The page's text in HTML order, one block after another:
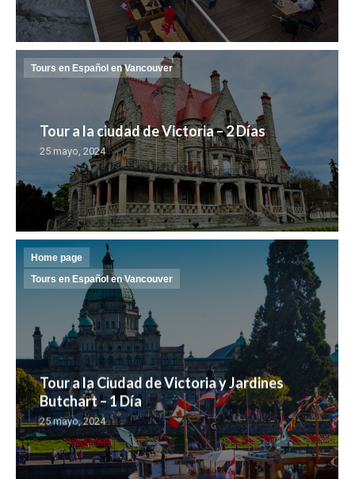
Tours en Español en Vancouver
Tour a la ciudad de Victoria – 2 Días
25 mayo, 2024
Home page
Tours en Español en Vancouver
Tour a la Ciudad de Victoria y Jardines
Butchart – 1 Día
25 mayo, 2024